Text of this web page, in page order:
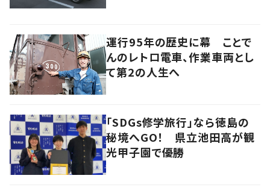
運行95年の歴史に幕 ことで
んのレトロ電車、作業車両とし
て第2の人生へ
「SDGs修学旅行」なら徳島の
秘境へGO！ 県立池田高が観
光甲子園で優勝